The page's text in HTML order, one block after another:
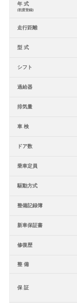
年 式
(初度登録)
走行距離
型 式
シフト
過給器
排気量
車 検
ドア数
乗車定員
駆動方式
整備記録簿
新車保証書
修復歴
整 備
保 証